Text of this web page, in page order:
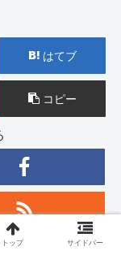
はてブ
コピー
トップ サイドバー